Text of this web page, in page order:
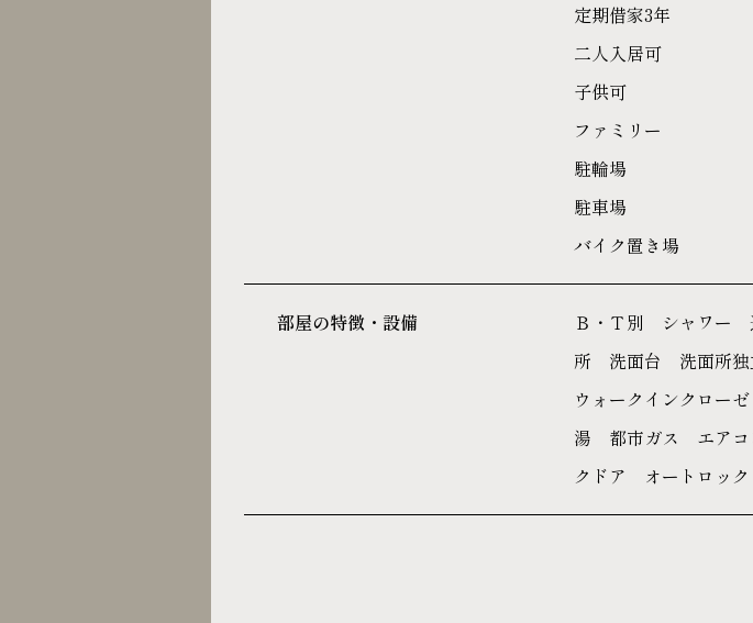
定期借家3年
二人入居可
子供可
ファミリー
駐輪場
駐車場
バイク置き場
部屋の特徴・設備
Ｂ・Ｔ別 シャワー
所 洗面台 洗面所独
ウォークインクロ
湯 都市ガス エアコ
クドア オートロッ